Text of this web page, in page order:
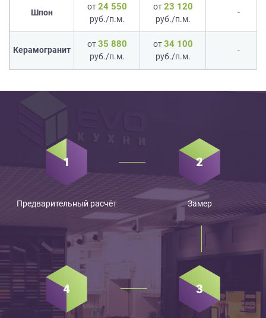
Шпон
от24 550
руб./п.м.
от23 120
руб./п.м.
-
Керамогранит
от35 880
руб./п.м.
от34 100
руб./п.м.
-
Предварительный расчёт Замер